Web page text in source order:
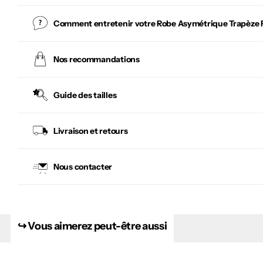
Comment entretenir votreRobe Asymétrique Trapèze
Nos recommandations
Guide des tailles
Livraison et retours
Nous contacter
↪︎ Vous aimerez peut-être aussi